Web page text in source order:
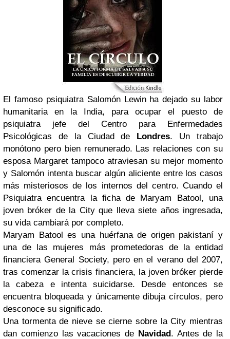
El famoso psiquiatra Salomón Lewin ha dejado su labor
humanitaria en la India, para ocupar el puesto de
psiquiatra jefe del Centro para Enfermedades
Psicológicas de la Ciudad de Londres. Un trabajo
monótono pero bien remunerado. Las relaciones con su
esposa Margaret tampoco atraviesan su mejor momento
y Salomón intenta buscar algún aliciente entre los casos
más misteriosos de los internos del centro. Cuando el
Psiquiatra encuentra la ficha de Maryam Batool, una
joven bróker de la City que lleva siete años ingresada,
su vida cambiará por completo.
Maryam Batool es una huérfana de origen pakistaní y
una de las mujeres más prometedoras de la entidad
financiera General Society, pero en el verano del 2007,
tras comenzar la crisis financiera, la joven bróker pierde
la cabeza e intenta suicidarse. Desde entonces se
encuentra bloqueada y únicamente dibuja círculos, pero
desconoce su significado.
Una tormenta de nieve se cierne sobre la City mientras
dan comienzo las vacaciones de Navidad. Antes de la